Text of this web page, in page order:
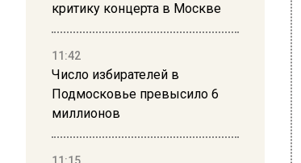
критику концерта в Москве
11:42
Число избирателей в
Подмосковье превысило 6
миллионов